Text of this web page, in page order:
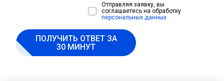
Отправляя заявку, вы
соглашаетесь на обработку
персональных данных
ПОЛУЧИТЬ ОТВЕТ ЗА
30 МИНУТ